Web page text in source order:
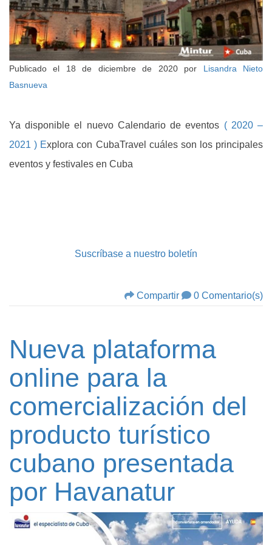
Publicado el 18 de diciembre de 2020por
Lisandra Nieto
Basnueva
Ya disponible el nuevo Calendario de eventos ( 2020 –
2021 ) Explora con CubaTravel cuáles son los principales
eventos y festivales en Cuba
Suscríbase a nuestro boletín
Compartir 0 Comentario(s)
Nueva plataforma
online para la
comercialización del
producto turístico
cubano presentada
por Havanatur